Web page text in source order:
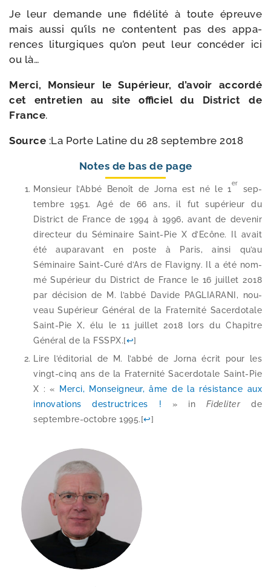
Je leur demande une fidé­li­té à toute épreuve
mais aus­si qu’ils ne contentent pas des appa­
rences litur­giques qu’on peut leur concé­der ici
ou là…
Merci, Monsieur le Supérieur, d’avoir accor­dé
cet entre­tien au site offi­ciel du District de
France.
Source :La Porte Latine du 28 sep­tembre 2018
Notes de bas de page
Monsieur l’Abbé Benoît de Jorna est né le 1
er
sep­
tembre 1951. Agé de 66 ans, il fut supé­rieur du
District de France de 1994 à 1996, avant de deve­nir
direc­teur du Séminaire Saint-​Pie X d’Ecône. Il avait
été aupa­ra­vant en poste à Paris, ain­si qu’au
Séminaire Saint-​Curé d’Ars de Flavigny. Il a été nom­
mé Supérieur du District de France le 16 juillet 2018
par déci­sion de M. l’ab­bé Davide PAGLIARANI, nou­
veau Supérieur Général de la Fraternité Sacerdotale
Saint-​Pie X, élu le 11 juillet 2018 lors du Chapitre
Général de la FSSPX.[↩]
Lire l’é­di­to­rial de M. l’ab­bé de Jorna écrit pour les
vingt-​cinq ans de la Fraternité Sacerdotale Saint-​Pie
X : «
Merci, Monseigneur, âme de la résis­tance aux
inno­va­tions des­truc­trices ! » in Fideliterde
septembre-​octobre 1995.[↩]